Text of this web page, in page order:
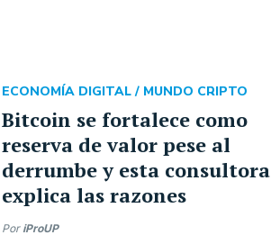
Bitcoin se fortalece como
reserva de valor pese al
derrumbe y esta consultora
explica las razones
ECONOMÍA DIGITAL / MUNDO CRIPTO
Por iProUP